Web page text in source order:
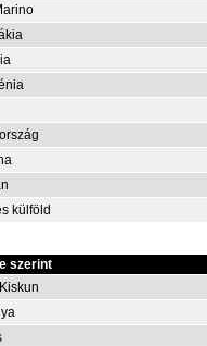
külföld
szerint